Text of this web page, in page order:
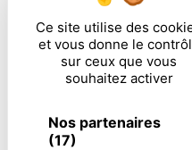
Ce site utilise des
et vous donne le
sur ceux que vous
souhaitez activer
Nos partenaires
(17)
En cochant cette
particulières ci-